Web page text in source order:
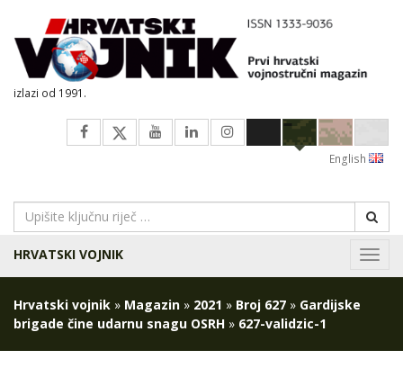
izlazi od 1991.
English
HRVATSKI VOJNIK
Hrvatski vojnik » Magazin » 2021 » Broj 627 » Gardijske
brigade čine udarnu snagu OSRH » 627-validzic-1